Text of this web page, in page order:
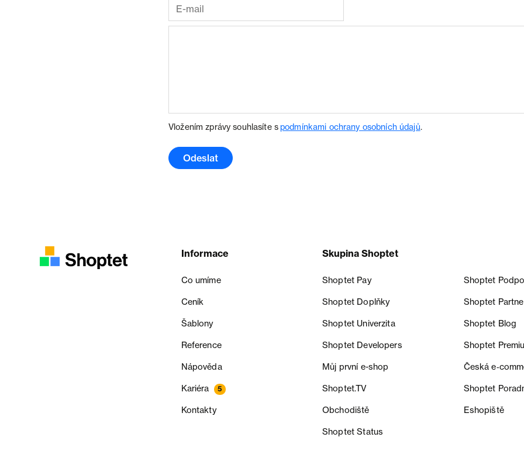
Vložením zprávy souhlasíte spodmínkami ochrany osobních údajů.
Odeslat
Informace
Co umíme
Ceník
Šablony
Reference
Nápověda
Kariéra 5
Kontakty
Skupina Shoptet
Shoptet Pay Shoptet
Shoptet Doplňky Shoptet
Shoptet Univerzita Shoptet Blog
Shoptet Developers Shoptet
Můj první e-shop Česká
Shoptet.TV Shoptet
Obchodiště Eshopiště
Shoptet Status